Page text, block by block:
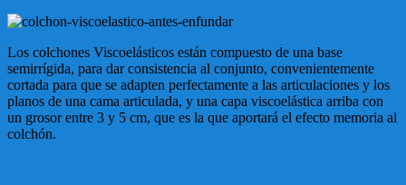
Los colchones Viscoelásticos están compuesto de una base
semirrígida, para dar consistencia al conjunto, convenientemente
cortada para que se adapten perfectamente a las articulaciones y los
planos de una cama articulada, y una capa viscoelástica arriba con
un grosor entre 3 y 5 cm, que es la que aportará el efecto memoria al
colchón.